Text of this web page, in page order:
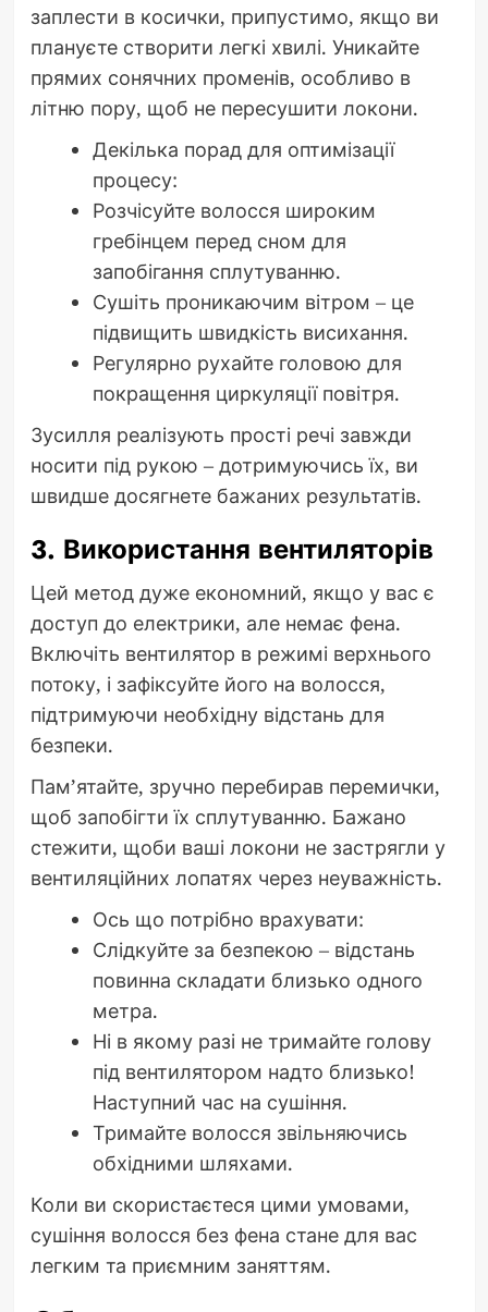
заплести в косички, припустимо, якщо ви
плануєте створити легкі хвилі. Уникайте
прямих сонячних променів, особливо в
літню пору, щоб не пересушити локони.
Декілька порад для оптимізації
процесу:
Розчісуйте волосся широким
гребінцем перед сном для
запобігання сплутуванню.
Сушіть проникаючим вітром – це
підвищить швидкість висихання.
Регулярно рухайте головою для
покращення циркуляції повітря.
Зусилля реалізують прості речі завжди
носити під рукою – дотримуючись їх, ви
швидше досягнете бажаних результатів.
3. Використання вентиляторів
Цей метод дуже економний, якщо у вас є
доступ до електрики, але немає фена.
Включіть вентилятор в режимі верхнього
потоку, і зафіксуйте його на волосся,
підтримуючи необхідну відстань для
безпеки.
Пам’ятайте, зручно перебирав перемички,
щоб запобігти їх сплутуванню. Бажано
стежити, щоби ваші локони не застрягли у
вентиляційних лопатях через неуважність.
Ось що потрібно врахувати:
Слідкуйте за безпекою – відстань
повинна складати близько одного
метра.
Ні в якому разі не тримайте голову
під вентилятором надто близько!
Наступний час на сушіння.
Тримайте волосся звільняючись
обхідними шляхами.
Коли ви скористаєтеся цими умовами,
сушіння волосся без фена стане для вас
легким та приємним заняттям.